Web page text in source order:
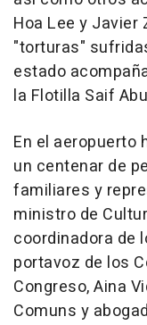
Hoa Lee y Javier
"torturas"
estado
la Flotilla Saif
En el aeropuerto
un centenar de
familiares y
ministro de
coordinadora de
portavoz de los
Congreso, Aina
Comuns y